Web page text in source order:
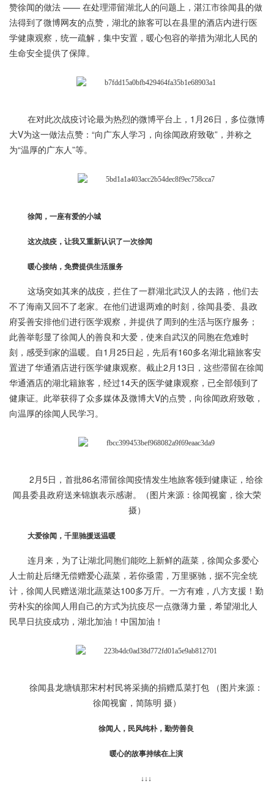
赞徐闻的做法 —— 在处理滞留湖北人的问题上，湛江市徐闻县的做
法得到了微博网友的点赞，湖北的旅客可以在县里的酒店内进行医
学健康观察，统一疏解，集中安置，暖心包容的举措为湖北人民的
生命安全提供了保障。
在对此次战疫讨论最为热烈的微博平台上，1月26日，多位微博
大V为这一做法点赞：“向广东人学习，向徐闻政府致敬”，并称之
为“温厚的广东人”等。
徐闻，一座有爱的小城
这次战疫，让我又重新认识了一次徐闻
暖心接纳，免费提供生活服务
这场突如其来的战疫，拦住了一群湖北武汉人的去路，他们去
不了海南又回不了老家。在他们进退两难的时刻，徐闻县委、县政
府妥善安排他们进行医学观察，并提供了周到的生活与医疗服务；
此善举彰显了徐闻人的善良和大爱，使来自武汉的同胞在危难时
刻，感受到家的温暖。自1月25日起，先后有160多名湖北籍旅客安
置进了华通酒店进行医学健康观察。截止2月13日，这些滞留在徐闻
华通酒店的湖北籍旅客，经过14天的医学健康观察，已全部领到了
健康证。此举获得了众多媒体及微博大V的点赞，向徐闻政府致敬，
向温厚的徐闻人民学习。
2月5日，首批86名滞留徐闻疫情发生地旅客领到健康证，给徐
闻县委县政府送来锦旗表示感谢。（图片来源：徐闻视窗，徐大荣
摄）
大爱徐闻，千里驰援送温暖
连月来，为了让湖北同胞们能吃上新鲜的蔬菜，徐闻众多爱心
人士前赴后继无偿赠爱心蔬菜，若你亟需，万里驱驰，据不完全统
计，徐闻人民赠送湖北蔬菜达100多万斤。一方有难，八方支援！勤
劳朴实的徐闻人用自己的方式为抗疫尽一点微薄力量，希望湖北人
民早日抗疫成功，湖北加油！中国加油！
徐闻县龙塘镇那宋村村民将采摘的捐赠瓜菜打包 （图片来源：
徐闻视窗，简陈明 摄）
徐闻人，民风纯朴，勤劳善良
暖心的故事持续在上演
↓↓↓